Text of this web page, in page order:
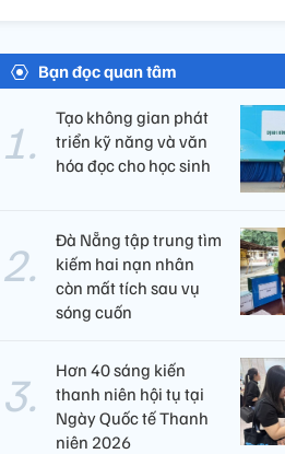
Bạn đọc quan tâm
Tạo không gian phát
triển kỹ năng và văn
hóa đọc cho học sinh
Đà Nẵng tập trung tìm
kiếm hai nạn nhân
còn mất tích sau vụ
sóng cuốn
Hơn 40 sáng kiến
thanh niên hội tụ tại
Ngày Quốc tế Thanh
niên 2026